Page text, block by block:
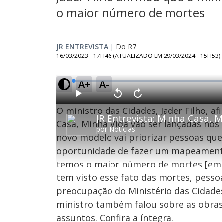
o maior número de mortes
JR ENTREVISTA | Do R7
16/03/2023 - 17H46 (ATUALIZADO EM 29/03/2024 - 15H53)
A+ A-
por Notícias
P
l
a
y
V
o
l
t
a
r
1
0
s
g
u
d
A
v
a
n
ç
a
1
0
e
g
n
o
s
M
u
L
o
a
d
e
d
0
.
6
%
O ministro das Cidades, Jader Filho,
Casa, Minha Vida vão ser lançadas
novo modelo vai priorizar pessoas
oportunidade de fazer um
temos o maior número de mortes
tem visto esse fato das mortes,
preocupação do Ministério das
ministro também falou sobre as
assuntos. Confira a íntegra.